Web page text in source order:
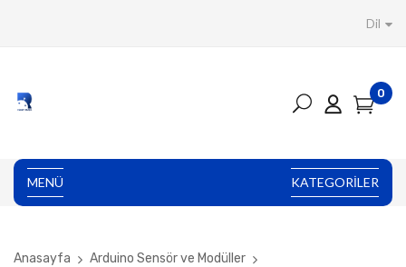
Dil
0
MENÜ KATEGORILER
Anasayfa
Arduino Sensör ve Modüller